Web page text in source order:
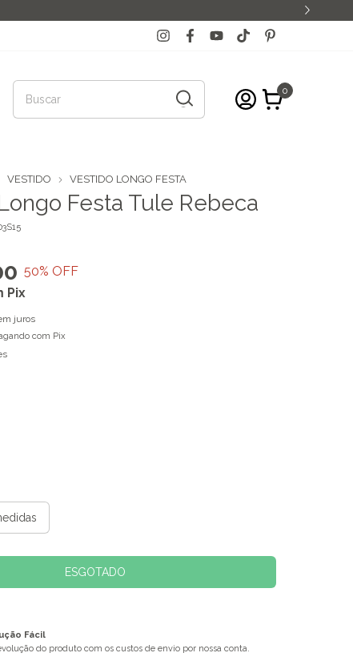
0
VESTIDO VESTIDO LONGO FESTA
Festa Tule Rebeca
50% OFF
Pix
juros
com Pix
Fácil
do produto com os custos de envio por nossa conta.